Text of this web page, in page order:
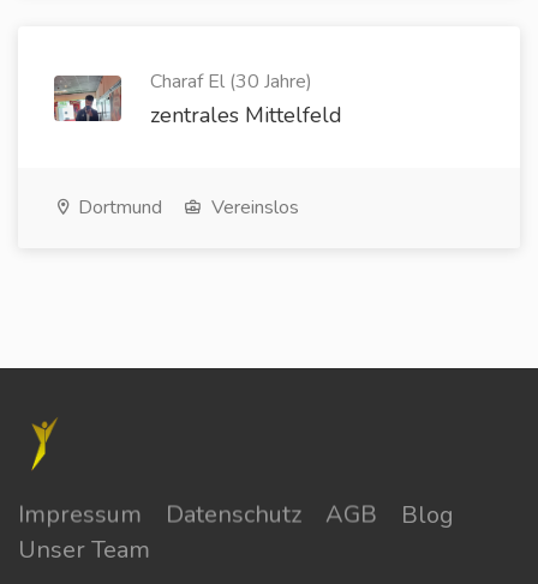
Charaf El (30 Jahre)
zentrales Mittelfeld
Dortmund Vereinslos
Impressum Datenschutz AGB
Blog
Unser Team